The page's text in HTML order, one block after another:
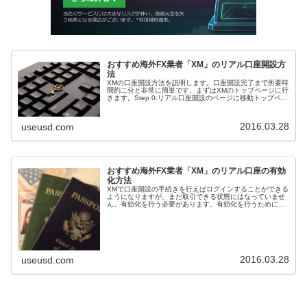
おすすめ海外FX業者「XM」のリアル口座開設方
法
XMの口座開設方法を説明します。口座開設完了まで所要時
間約二分と非常に簡単です。まずはXMのトップページに行
きます。Step 0:リアル口座開設のページに移動トップペー
useusd.com 2016.03.28
おすすめ海外FX業者「XM」のリアル口座の有効
化方法
XMで口座開設の手続きを行えばログインすることができる
ようになりますが、まだ取引できる状態にはなっていませ
ん。有効化を行う必要があります。有効化を行うためには
useusd.com 2016.03.28